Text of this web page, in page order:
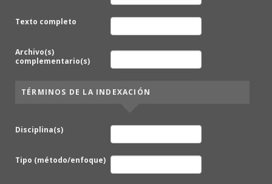
Texto completo
Archivo(s)
complementario(s)
TÉRMINOS DE LA INDEXACIÓN
Disciplina(s)
Tipo (método/enfoque)